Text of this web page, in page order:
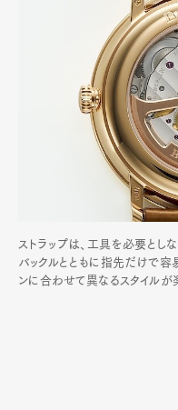
ストラップは、工具を必要とし
バックルとともに指先だけで容
ンに合わせて異なるスタイルが